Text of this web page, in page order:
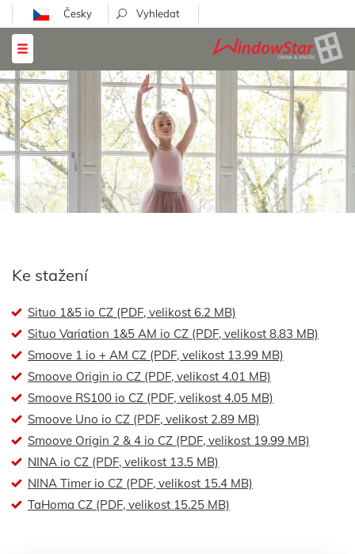
Česky
Ke stažení
Situo 1&5 io CZ (PDF, velikost 6.2 MB)
Situo Variation 1&5 AM io CZ (PDF, velikost 8.83 MB)
Smoove 1 io + AM CZ (PDF, velikost 13.99 MB)
Smoove Origin io CZ (PDF, velikost 4.01 MB)
Smoove RS100 io CZ (PDF, velikost 4.05 MB)
Smoove Uno io CZ (PDF, velikost 2.89 MB)
Smoove Origin 2 & 4 io CZ (PDF, velikost 19.99 MB)
NINA io CZ (PDF, velikost 13.5 MB)
NINA Timer io CZ (PDF, velikost 15.4 MB)
TaHoma CZ (PDF, velikost 15.25 MB)